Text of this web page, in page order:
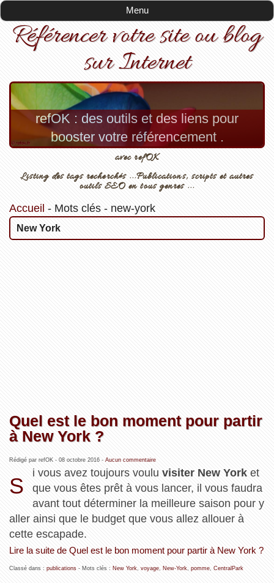
Menu
Référencer votre site ou blog
sur Internet
refOK : des outils et des liens pour
booster votre référencement .
avec refOK
Listing des tags recherchés ...Publications, scripts et autres
outils SEO en tous genres ...
Accueil - Mots clés- new-york
New York
Quel est le bon moment pour partir
à New York ?
Rédigé par refOK - 08 octobre 2016- Aucun commentaire
S
i vous avez toujours vouluvisiter New York et
que vous êtes prêt à vous lancer, il vous faudra
avant tout déterminer la meilleure saison pour y
aller ainsi que le budget que vous allez allouer à
cette escapade.
Lire la suite de Quel est le bon moment pour partir à New York ?
Classé dans : publications- Mots clés : New York voyage, New-York pomme, CentralPark